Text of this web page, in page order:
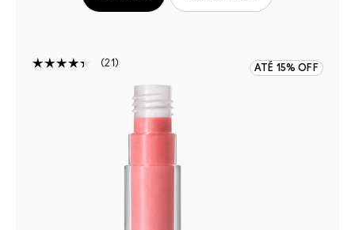
21 ATÉ 15% OFF